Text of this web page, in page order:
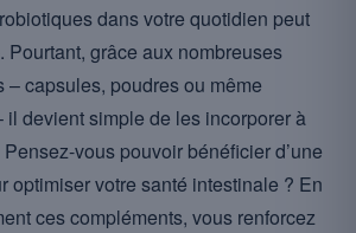
dans votre quotidien peut
Pourtant, grâce aux nombreuses
capsules, poudres ou même
il devient simple de les incorporer à
vous pouvoir bénéficier d’une
optimiser votre santé intestinale ? En
ces compléments, vous renforcez